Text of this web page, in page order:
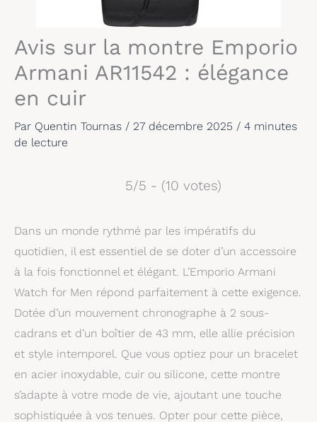
Avis sur la montre Emporio
Armani AR11542 : élégance
en cuir
Par Quentin Tournas / 27 décembre 2025 / 4 minutes
de lecture
5/5 - (10 votes)
Dans un monde rythmé par les impératifs du
quotidien, il est essentiel de se doter d’un accessoire
à la fois fonctionnel et élégant. L’Emporio Armani
Watch for Men répond parfaitement à cette exigence.
Dotée d’un mouvement chronographe à 2 sous-
cadrans et d’un boîtier de 43 mm, elle allie précision
et style intemporel. Que vous optiez pour un bracelet
en acier inoxydable, cuir ou silicone, cette montre
s’adapte à votre mode de vie, ajoutant une touche
sophistiquée à vos tenues. Opter pour cette pièce,